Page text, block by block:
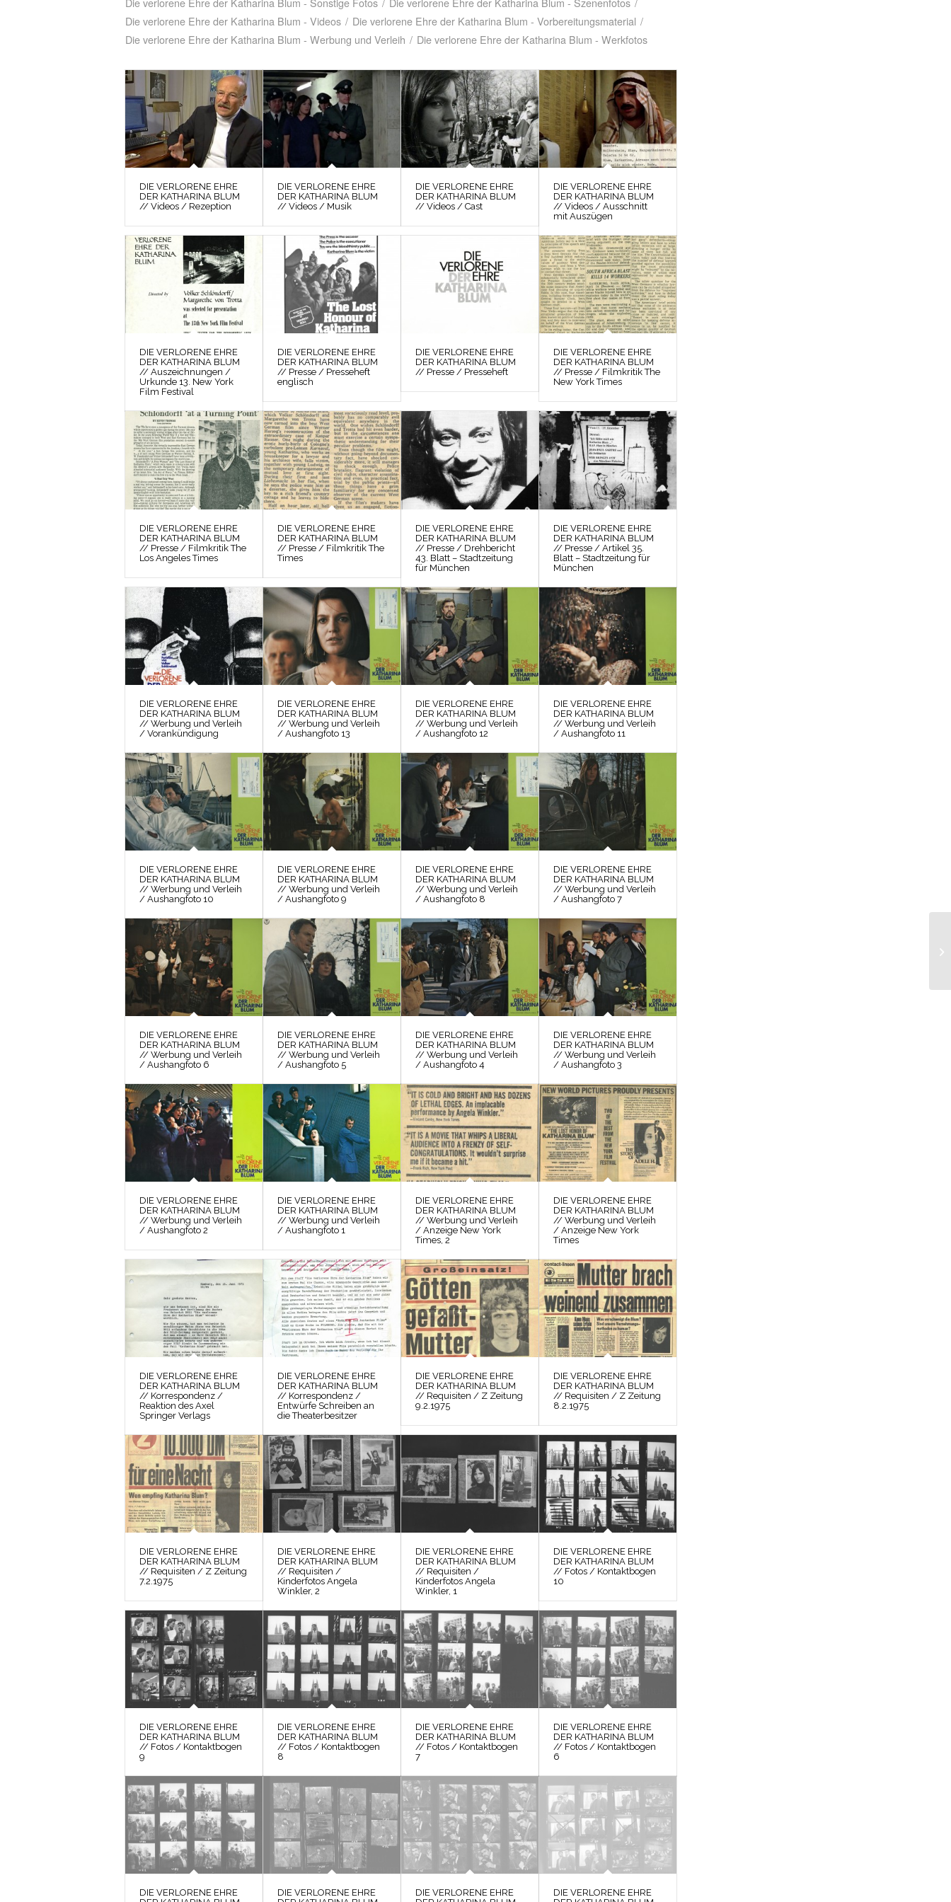
Die verlorene Ehre der Katharina Blum - Videos / Die verlorene Ehre der Katharina Blum - Vorbereitungsmaterial /
Die verlorene Ehre der Katharina Blum - Werbung und Verleih / Die verlorene Ehre der Katharina Blum - Werkfotos
DIE VERLORENE EHRE
DER KATHARINA BLUM
// Videos / Rezeption
DIE VERLORENE EHRE
DER KATHARINA BLUM
// Videos / Musik
DIE VERLORENE EHRE
DER KATHARINA BLUM
// Videos / Cast
DIE VERLORENE EHRE
DER KATHARINA BLUM
// Videos / Ausschnitt
mit Auszügen
DIE VERLORENE EHRE
DER KATHARINA BLUM
// Auszeichnungen /
Urkunde 13. New York
Film Festival
DIE VERLORENE EHRE
DER KATHARINA BLUM
// Presse / Presseheft
englisch
DIE VERLORENE EHRE
DER KATHARINA BLUM
// Presse / Presseheft
DIE VERLORENE EHRE
DER KATHARINA BLUM
// Presse / Filmkritik The
New York Times
DIE VERLORENE EHRE
DER KATHARINA BLUM
// Presse / Filmkritik The
Los Angeles Times
DIE VERLORENE EHRE
DER KATHARINA BLUM
// Presse / Filmkritik The
Times
DIE VERLORENE EHRE
DER KATHARINA BLUM
// Presse / Drehbericht
43. Blatt – Stadtzeitung
für München
DIE VERLORENE EHRE
DER KATHARINA BLUM
// Presse / Artikel 35.
Blatt – Stadtzeitung für
München
DIE VERLORENE EHRE
DER KATHARINA BLUM
// Werbung und Verleih
/ Vorankündigung
DIE VERLORENE EHRE
DER KATHARINA BLUM
// Werbung und Verleih
/ Aushangfoto 13
DIE VERLORENE EHRE
DER KATHARINA BLUM
// Werbung und Verleih
/ Aushangfoto 12
DIE VERLORENE EHRE
DER KATHARINA BLUM
// Werbung und Verleih
/ Aushangfoto 11
DIE VERLORENE EHRE
DER KATHARINA BLUM
// Werbung und Verleih
/ Aushangfoto 10
DIE VERLORENE EHRE
DER KATHARINA BLUM
// Werbung und Verleih
/ Aushangfoto 9
DIE VERLORENE EHRE
DER KATHARINA BLUM
// Werbung und Verleih
/ Aushangfoto 8
DIE VERLORENE EHRE
DER KATHARINA BLUM
// Werbung und Verleih
/ Aushangfoto 7
DIE VERLORENE EHRE
DER KATHARINA BLUM
// Werbung und Verleih
/ Aushangfoto 6
DIE VERLORENE EHRE
DER KATHARINA BLUM
// Werbung und Verleih
/ Aushangfoto 5
DIE VERLORENE EHRE
DER KATHARINA BLUM
// Werbung und Verleih
/ Aushangfoto 4
DIE VERLORENE EHRE
DER KATHARINA BLUM
// Werbung und Verleih
/ Aushangfoto 3
DIE VERLORENE EHRE
DER KATHARINA BLUM
// Werbung und Verleih
/ Aushangfoto 2
DIE VERLORENE EHRE
DER KATHARINA BLUM
// Werbung und Verleih
/ Aushangfoto 1
DIE VERLORENE EHRE
DER KATHARINA BLUM
// Werbung und Verleih
/ Anzeige New York
Times, 2
DIE VERLORENE EHRE
DER KATHARINA BLUM
// Werbung und Verleih
/ Anzeige New York
Times
DIE VERLORENE EHRE
DER KATHARINA BLUM
// Korrespondenz /
Reaktion des Axel
Springer Verlags
DIE VERLORENE EHRE
DER KATHARINA BLUM
// Korrespondenz /
Entwürfe Schreiben an
die Theaterbesitzer
DIE VERLORENE EHRE
DER KATHARINA BLUM
// Requisiten / Z Zeitung
9.2.1975
DIE VERLORENE EHRE
DER KATHARINA BLUM
// Requisiten / Z Zeitung
8.2.1975
DIE VERLORENE EHRE
DER KATHARINA BLUM
// Requisiten / Z Zeitung
7.2.1975
DIE VERLORENE EHRE
DER KATHARINA BLUM
// Requisiten /
Kinderfotos Angela
Winkler, 2
DIE VERLORENE EHRE
DER KATHARINA BLUM
// Requisiten /
Kinderfotos Angela
Winkler, 1
DIE VERLORENE EHRE
DER KATHARINA BLUM
// Fotos / Kontaktbogen
10
DIE VERLORENE EHRE
DER KATHARINA BLUM
// Fotos / Kontaktbogen
9
DIE VERLORENE EHRE
DER KATHARINA BLUM
// Fotos / Kontaktbogen
8
DIE VERLORENE EHRE
DER KATHARINA BLUM
// Fotos / Kontaktbogen
7
DIE VERLORENE EHRE
DER KATHARINA BLUM
// Fotos / Kontaktbogen
6
DIE VERLORENE EHRE
DIE VERLORENE EHRE
DIE VERLORENE EHRE
DIE VERLORENE EHRE